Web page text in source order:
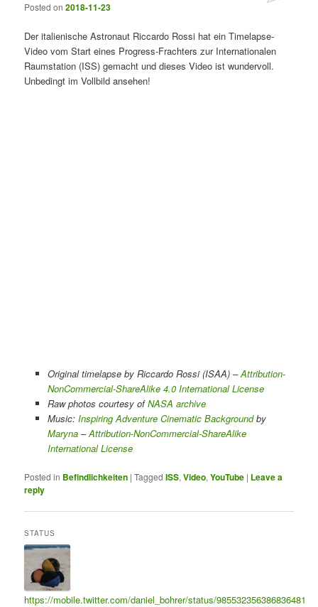
Posted on2018-11-23
Der italienische Astronaut Riccardo Rossi hat ein Timelapse-
Video vom Start eines Progress-Frachters zur Internationalen
Raumstation (ISS) gemacht und dieses Video ist wundervoll.
Unbedingt im Vollbild ansehen!
Original timelapse by Riccardo Rossi (ISAA) –Attribution-
NonCommercial-ShareAlike 4.0 International License
Raw photos courtesy ofNASA archive
Music: Inspiring Adventure Cinematic Backgroundby
Maryna–Attribution-NonCommercial-ShareAlike
International License
Posted in Befindlichkeiten |Tagged ISS,Video,YouTube | Leave a
reply
STATUS
https://mobile.twitter.com/daniel_bohrer/status/985532356386836481